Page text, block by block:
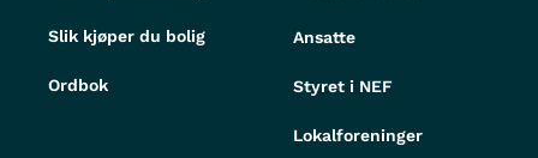
Slik kjøper du bolig
Ordbok
Ansatte
Styret i NEF
Lokalforeninger